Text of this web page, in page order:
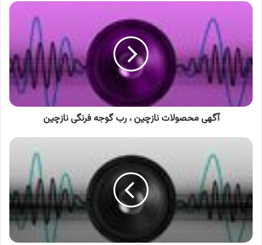
آگهی
محصولات
،
رب
گوجه
فرنگی
نازچین
آگهی محصولات نازچین ، رب گوجه فرنگی نازچین
روپوش
لباس
های
پزشکی
بهداشتی